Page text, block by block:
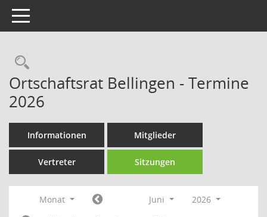
Toggle navigation
Rechercheauswahl
Ortschaftsrat Bellingen - Termine
2026
Informationen Mitglieder
Vertreter Sitzungen
Monat Juni
2026